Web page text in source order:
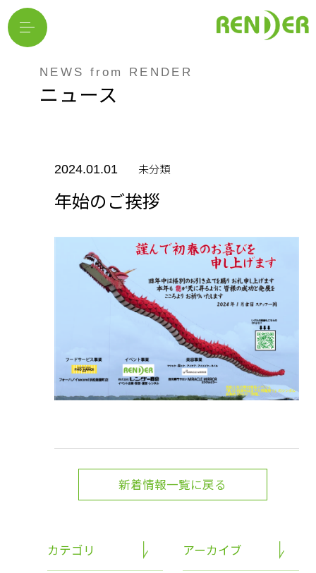
NEWS from RENDER
ニュース
カテゴリ アーカイブ
2024.01.01 未分類
年始のご挨拶
新着情報一覧に戻る